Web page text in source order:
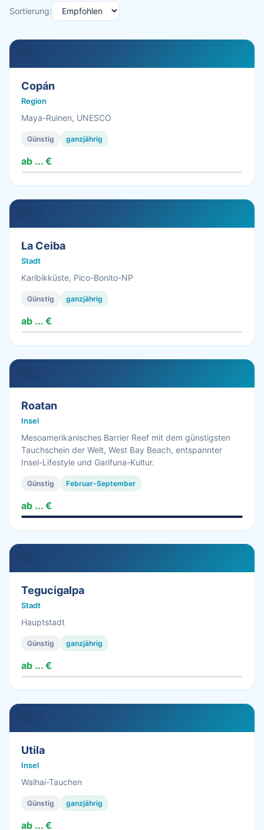
Sortierung:
Copán
Region
Maya-Ruinen, UNESCO
Günstig ganzjährig
ab ... €
La Ceiba
Stadt
Karibikküste, Pico-Bonito-NP
Günstig ganzjährig
ab ... €
Roatan
Insel
Mesoamerikanisches Barrier Reef mit dem günstigsten
Tauchschein der Welt, West Bay Beach, entspannter
Insel-Lifestyle und Garifuna-Kultur.
Günstig Februar-September
ab ... €
Tegucigalpa
Stadt
Hauptstadt
Günstig ganzjährig
ab ... €
Utila
Insel
Walhai-Tauchen
Günstig ganzjährig
ab ... €